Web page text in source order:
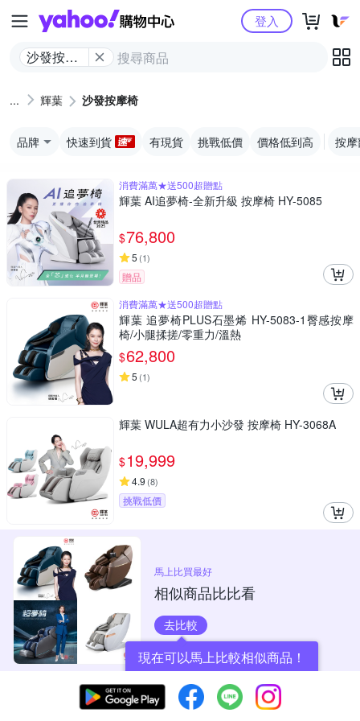
Yahoo購物中心
沙發按摩
登入
輝葉 沙發按摩椅
品牌 快速到貨 有現貨 挑戰低價 價格低到高 按
消費滿萬★送500超贈點
輝葉 AI追夢椅-全新升級 按摩椅 HY-5085
$76,800
5 (1)
贈品
消費滿萬★送500超贈點
輝葉 追夢椅PLUS石墨烯 HY-5083-1臀感按摩
椅/小腿揉搓/零重力/溫熱
$62,800
5 (1)
輝葉 WULA超有力小沙發 按摩椅 HY-3068A
$19,999
4.9 (8)
挑戰低價
馬上比買最好
相似商品比比看
去比較
現在可以馬上比較相似商品！